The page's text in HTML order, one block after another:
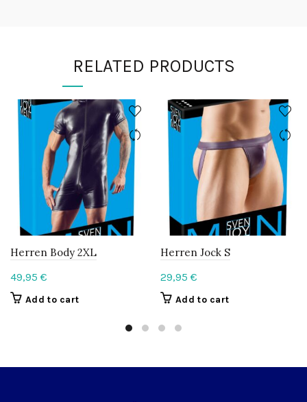
RELATED PRODUCTS
Herren Body 2XL
49,95 €
Add to cart
Herren Jock S
29,95 €
Add to cart